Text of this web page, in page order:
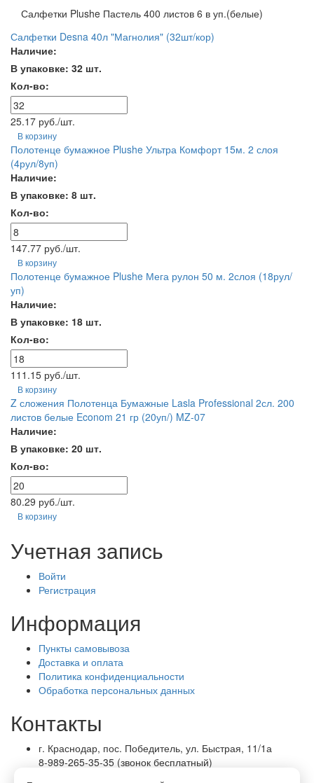
Салфетки Plushe Пастель 400 листов 6 в уп.(белые)
Салфетки Desna 40л "Магнолия" (32шт/кор)
Наличие:
В упаковке: 32 шт.
Кол-во:
25.17 руб./шт.
В корзину
Полотенце бумажное Plushe Ультра Комфорт 15м. 2 слоя
(4рул/8уп)
Наличие:
В упаковке: 8 шт.
Кол-во:
147.77 руб./шт.
В корзину
Полотенце бумажное Plushe Мега рулон 50 м. 2слоя (18рул/
уп)
Наличие:
В упаковке: 18 шт.
Кол-во:
111.15 руб./шт.
В корзину
Z сложения Полотенца Бумажные Lasla Professional 2сл. 200
листов белые Econom 21 гр (20уп/) MZ-07
Наличие:
В упаковке: 20 шт.
Кол-во:
80.29 руб./шт.
В корзину
Учетная запись
Войти
Регистрация
Информация
Пункты самовывоза
Доставка и оплата
Политика конфиденциальности
Обработка персональных данных
Контакты
г. Краснодар, пос. Победитель, ул. Быстрая, 11/1а
8-989-265-35-35 (звонок бесплатный)